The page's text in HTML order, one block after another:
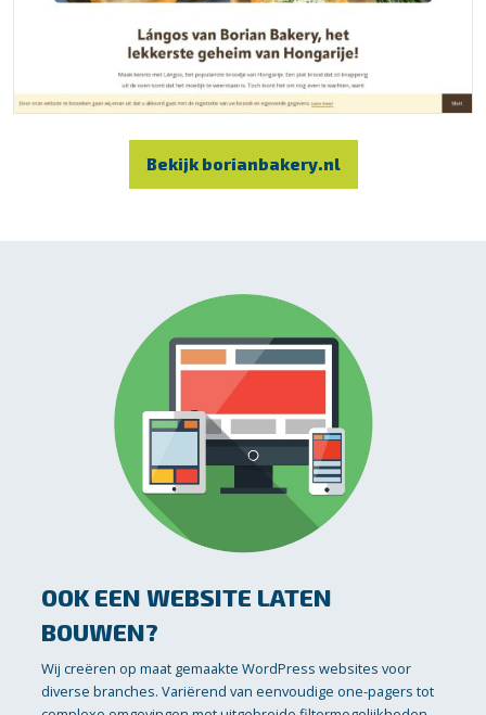
Bekijk borianbakery.nl
OOK EEN WEBSITE LATEN
BOUWEN?
Wij creëren op maat gemaakte WordPress websites voor
diverse branches. Variërend van eenvoudige one-pagers tot